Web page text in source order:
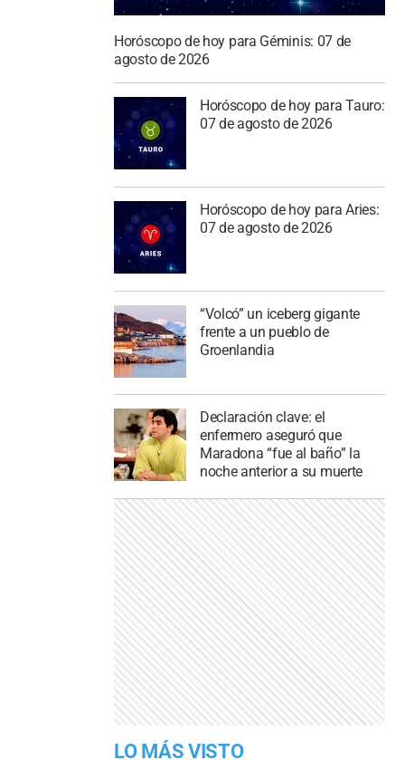
Horóscopo de hoy para Géminis: 07 de
agosto de 2026
Horóscopo de hoy para Tauro:
07 de agosto de 2026
Horóscopo de hoy para Aries:
07 de agosto de 2026
“Volcó” un iceberg gigante
frente a un pueblo de
Groenlandia
Declaración clave: el
enfermero aseguró que
Maradona “fue al baño” la
noche anterior a su muerte
LO MÁS VISTO